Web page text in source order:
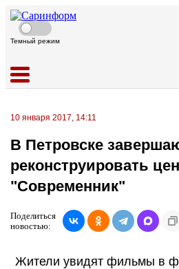
Темный режим
10 января 2017, 14:11
В Петровске
реконструировать
"Современник"
Поделиться
новостью:
Жители увидят фильмы в